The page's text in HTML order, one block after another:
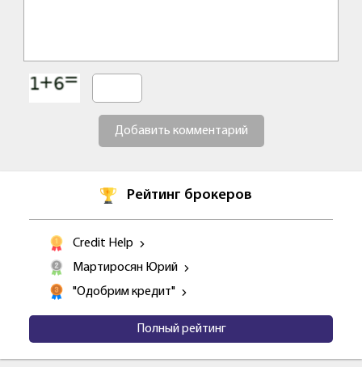
Добавить комментарий
Рейтинг брокеров
Credit Help
Мартиросян Юрий
"Одобрим кредит"
Полный рейтинг